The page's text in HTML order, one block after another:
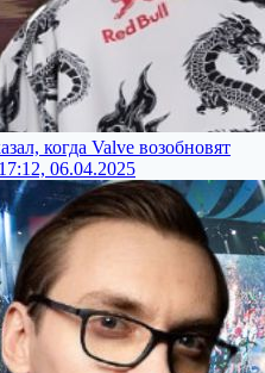
когда Valve возобновят
17:12, 06.04.2025